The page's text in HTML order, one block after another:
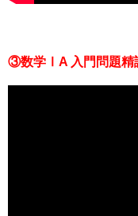
③数学ⅠA 入門問題精